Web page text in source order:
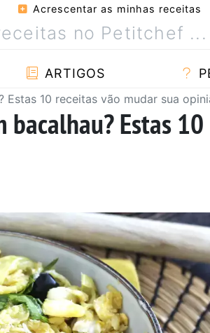
Acrescentar as minhas receitas
ARTIGOS
Estas 10 receitas vão mudar sua
bacalhau? Estas 10